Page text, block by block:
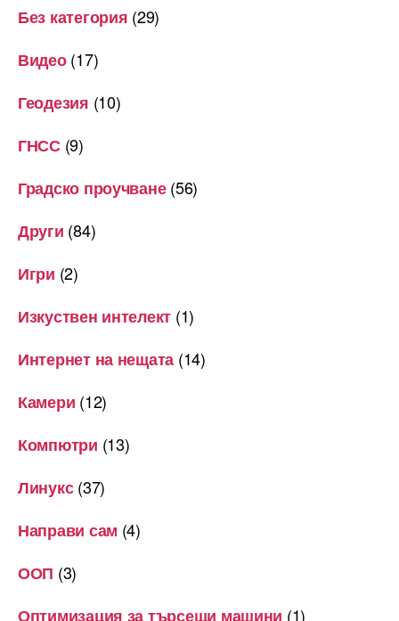
Без категория (29)
Видео(17)
Геодезия (10)
ГНСС(9)
Градско проучване(56)
Други (84)
Игри (2)
Изкуствен интелект (1)
Интернет на нещата (14)
Камери (12)
Компютри (13)
Линукс(37)
Направи сам (4)
ООП (3)
Оптимизация за търсещи машини (1)